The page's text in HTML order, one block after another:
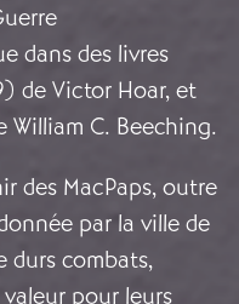
dans des livres
de Victor Hoar, et
C. Beeching.
des MacPaps, outre
par la ville de
durs combats,
pour leurs